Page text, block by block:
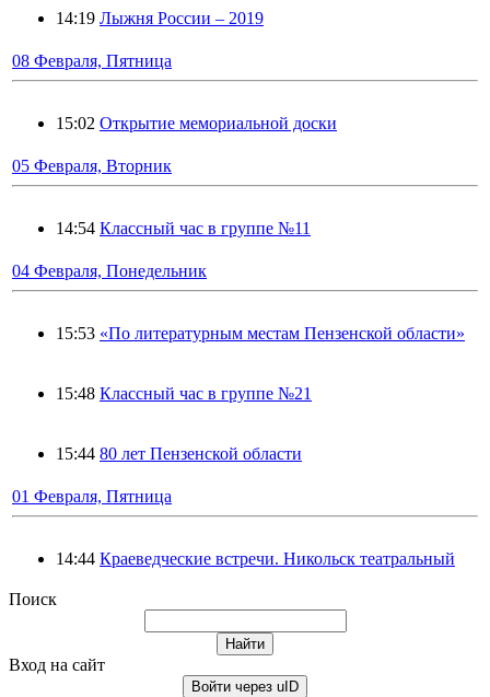
14:19 Лыжня России – 2019
08 Февраля, Пятница
15:02 Открытие мемориальной доски
05 Февраля, Вторник
14:54 Классный час в группе №11
04 Февраля, Понедельник
15:53 «По литературным местам Пензенской области»
15:48 Классный час в группе №21
15:44 80 лет Пензенской области
01 Февраля, Пятница
14:44 Краеведческие встречи. Никольск театральный
Поиск
Вход на сайт
Войти через uID